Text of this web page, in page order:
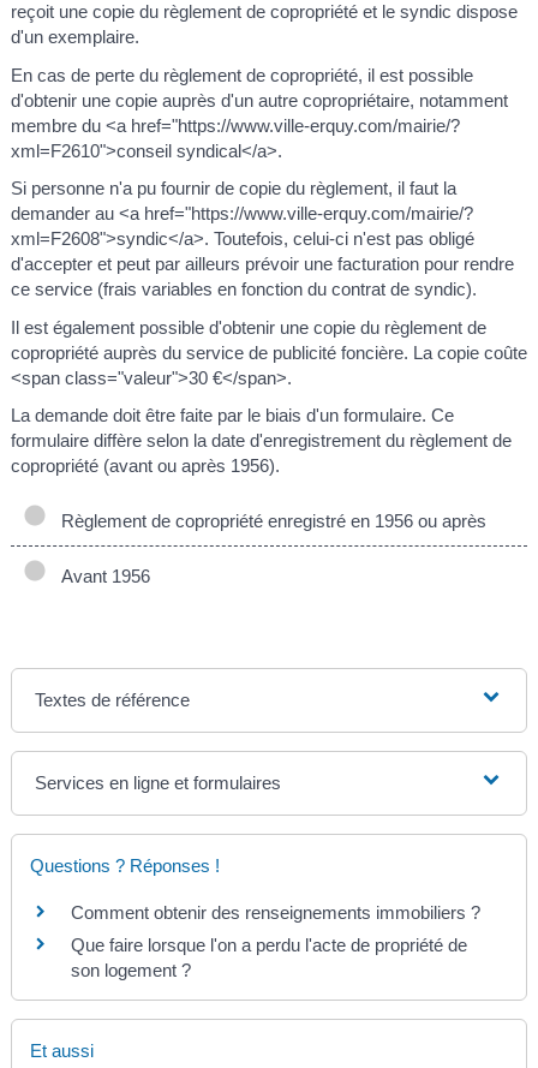
reçoit une copie du règlement de copropriété et le syndic dispose
d'un exemplaire.
En cas de perte du règlement de copropriété, il est possible
d'obtenir une copie auprès d'un autre copropriétaire, notamment
membre du <a href="https://www.ville-erquy.com/mairie/?
xml=F2610">conseil syndical</a>.
Si personne n'a pu fournir de copie du règlement, il faut la
demander au <a href="https://www.ville-erquy.com/mairie/?
xml=F2608">syndic</a>. Toutefois, celui-ci n'est pas obligé
d'accepter et peut par ailleurs prévoir une facturation pour rendre
ce service (frais variables en fonction du contrat de syndic).
Il est également possible d'obtenir une copie du règlement de
copropriété auprès du service de publicité foncière. La copie coûte
<span class="valeur">30 €</span>.
La demande doit être faite par le biais d'un formulaire. Ce
formulaire diffère selon la date d'enregistrement du règlement de
copropriété (avant ou après 1956).
Règlement de copropriété enregistré en 1956 ou après
Avant 1956
Textes de référence
Services en ligne et formulaires
Questions ? Réponses !
Comment obtenir des renseignements immobiliers ?
Que faire lorsque l'on a perdu l'acte de propriété de
son logement ?
Et aussi